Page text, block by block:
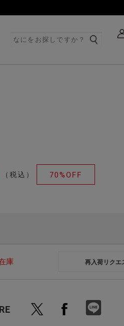
（税込） 70%OFF
庫 再入荷リクエ